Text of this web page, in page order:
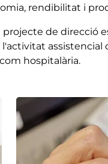
rendibilitat i
de
hospitalària.